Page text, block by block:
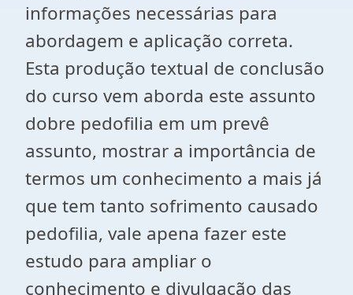
informações necessárias para
abordagem e aplicação correta.
Esta produção textual de conclusão
do curso vem aborda este assunto
dobre pedofilia em um prevê
assunto, mostrar a importância de
termos um conhecimento a mais já
que tem tanto sofrimento causado
pedofilia, vale apena fazer este
estudo para ampliar o
conhecimento e divulgação das